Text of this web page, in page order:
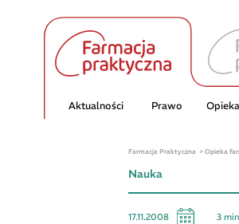
Aktualności Prawo
Farmacja Praktyczna Opieka
Nauka
17.11.2008 3